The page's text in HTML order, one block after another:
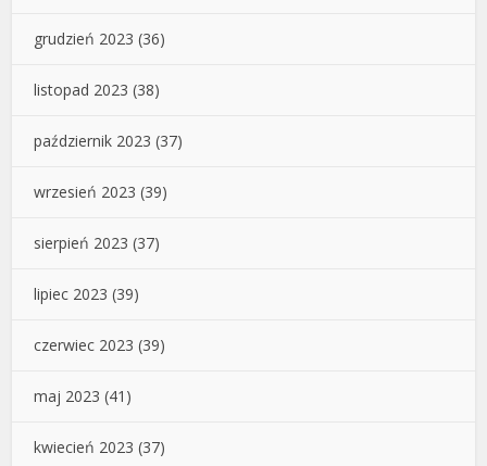
grudzień 2023 (36)
listopad 2023 (38)
październik 2023 (37)
wrzesień 2023 (39)
sierpień 2023 (37)
lipiec 2023 (39)
czerwiec 2023 (39)
maj 2023 (41)
kwiecień 2023 (37)